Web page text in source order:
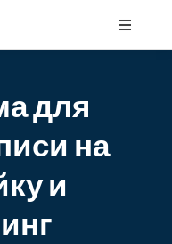
для
на
и